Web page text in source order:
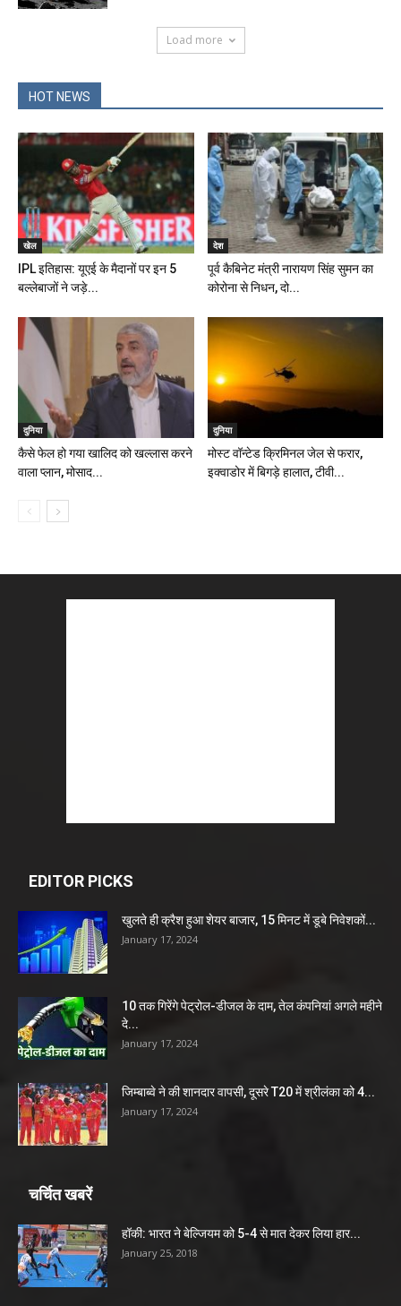
Load more
HOT NEWS
खेल
IPL इतिहास: यूएई के मैदानों पर इन 5
बल्लेबाजों ने जड़े...
देश
पूर्व कैबिनेट मंत्री नारायण सिंह सुमन का
कोरोना से निधन, दो...
दुनिया
कैसे फेल हो गया खालिद को खल्लास करने
वाला प्लान, मोसाद...
दुनिया
मोस्‍ट वॉन्‍टेड क्रिमिनल जेल से फरार,
इक्वाडोर में बिगड़े हालात, टीवी...
EDITOR PICKS
खुलते ही क्रैश हुआ शेयर बाजार, 15 मिनट में डूबे निवेशकों...
January 17, 2024
10 तक गिरेंगे पेट्रोल-डीजल के दाम, तेल कंपनियां अगले महीने
दे...
January 17, 2024
जिम्बाब्वे ने की शानदार वापसी, दूसरे T20 में श्रीलंका को 4...
January 17, 2024
चर्चित खबरें
हॉकी: भारत ने बेल्जियम को 5-4 से मात देकर लिया हार...
January 25, 2018